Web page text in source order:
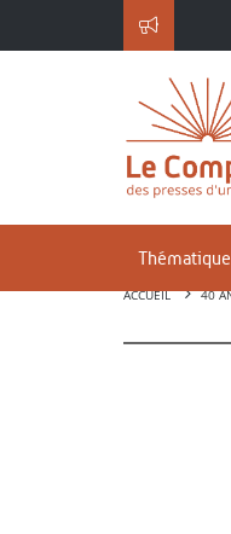
ACCUEIL 40